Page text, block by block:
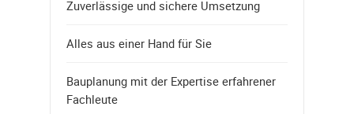
Zuverlässige und sichere Umsetzung
Alles aus einer Hand für Sie
Bauplanung mit der Expertise erfahrener
Fachleute